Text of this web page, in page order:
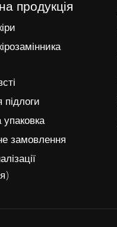
продукція
упаковка
замовлення